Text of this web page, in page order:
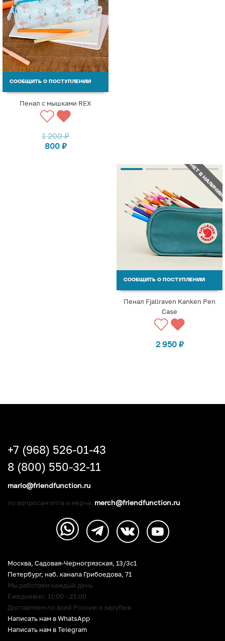
СООБЩИТЬ О ПОСТУПЛЕНИИ
Пенал с мышками REX
1 200₽
800 ₽
НЕТ В НАЛИЧИИ
СООБЩИТЬ О ПОСТУПЛЕНИИ
Пенал Fjallraven Kanken Pen
Case
2 950 ₽
Москва, Садовая-Черногрязская, 13/3c1
Петербург, наб. канала Грибоедова, 71
Мы работаем каждый день
Ежедневно: 11:00 - 21:00
Доставляем по всей России и зарубеж
Написать нам в WhatsApp
Написать нам в Telegram
+7 (968) 526-01-43
8 (800) 550-32-11
mario@friendfunction.ru
по вопросам опта и мерча: merch@friendfunction.ru